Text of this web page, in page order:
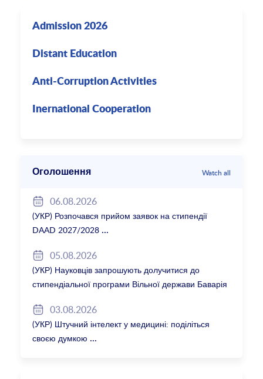
Admission 2026
Distant Education
Anti-Corruption Activities
Inernational Cooperation
Оголошення Watch all
06.08.2026
(УКР) Розпочався прийом заявок на стипендії
DAAD 2027/2028
05.08.2026
(УКР) Науковців запрошують долучитися до
стипендіальної програми Вільної держави Баварія
03.08.2026
(УКР) Штучний інтелект у медицині: поділіться
своєю думкою